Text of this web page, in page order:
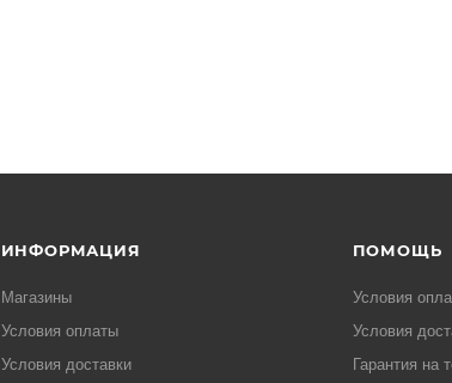
ИНФОРМАЦИЯ
Магазины
Условия оплаты
Условия доставки
ПОМОЩЬ
Условия
Условия
Гарантия на